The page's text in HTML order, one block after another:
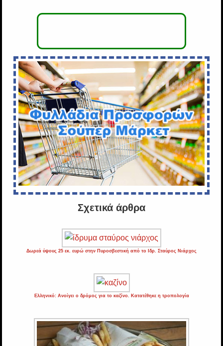
Σχετικά άρθρα
Δωρεά ύψους 25 εκ. ευρώ στην Πυροσβεστική από το Ιδρ. Σταύρος Νιάρχος
Ελληνικό: Ανοίγει ο δρόμος για το καζίνο. Κατατέθηκε η τροπολογία